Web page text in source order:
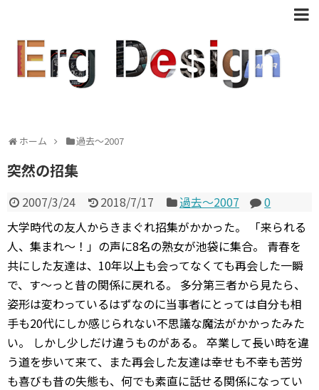
ホーム 過去〜2007
突然の招集
2007/3/24 2018/7/17 過去〜2007
0
大学時代の友人からきまぐれ招集がかかった。 「来られる
人、集まれ〜！」の声に8名の熟女が池袋に集合。 青春を
共にした友達は、10年以上も会ってなくても再会した一瞬
で、す〜っと昔の関係に戻れる。 多分第三者から見たら、
姿形は変わっているはずなのに当事者にとっては自分も相
手も20代にしか感じられない不思議な魔法がかかったみた
い。 しかし少しだけ違うものがある。 卒業して長い時を違
う道を歩いて来て、また再会した友達は幸せも不幸も苦労
も喜びも昔の失態も、何でも素直に話せる関係になってい